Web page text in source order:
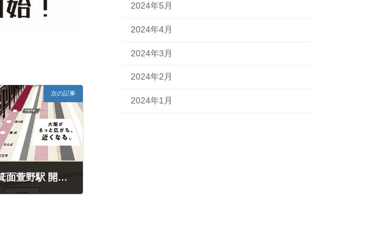
次の記事
3月23日 北大阪急行電鉄 箕面萱野駅 開通記念！
2024年5月
2024年4月
2024年3月
2024年2月
2024年1月